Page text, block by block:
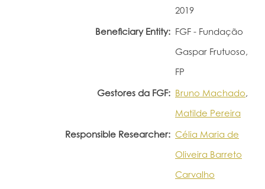
2019
Beneficiary Entity: FGF - Fundação
Gaspar Frutuoso,
FP
Gestores da FGF: Bruno Machado,
Matilde Pereira
Responsible Researcher: Célia Maria de
Oliveira Barreto
Carvalho